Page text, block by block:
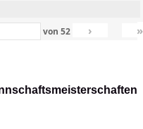
von52 › »